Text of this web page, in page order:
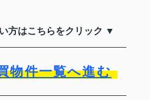
方はこちらをクリック ▼
物件一覧へ進む